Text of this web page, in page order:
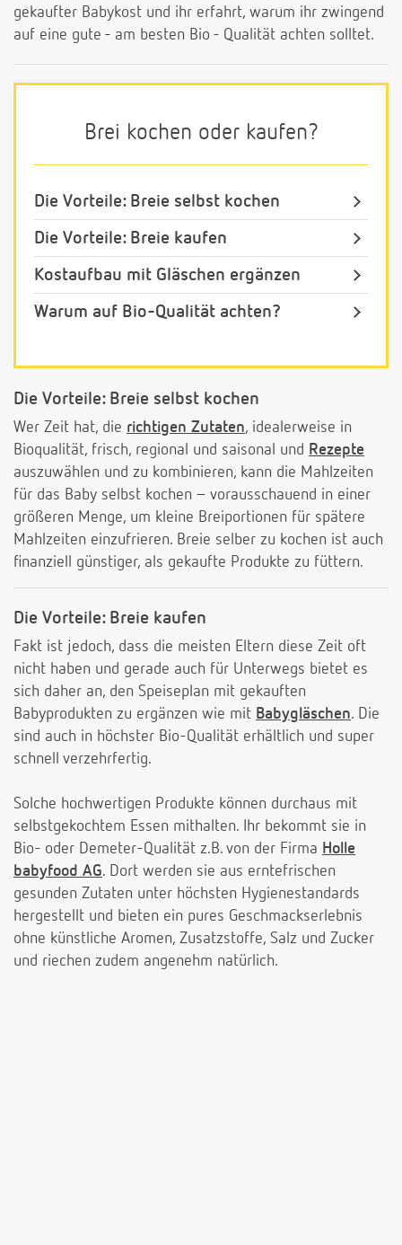
gekaufter Babykost und ihr erfahrt, warum ihr zwingend
auf eine gute - am besten Bio - Qualität achten solltet.
Brei kochen oder kaufen?
Die Vorteile: Breie selbst kochen
Die Vorteile: Breie kaufen
Kostaufbau mit Gläschen ergänzen
Warum auf Bio-Qualität achten?
Die Vorteile: Breie selbst kochen
Wer Zeit hat, die richtigen Zutaten, idealerweise in
Bioqualität, frisch, regional und saisonal und Rezepte
auszuwählen und zu kombinieren, kann die Mahlzeiten
für das Baby selbst kochen – vorausschauend in einer
größeren Menge, um kleine Breiportionen für spätere
Mahlzeiten einzufrieren. Breie selber zu kochen ist auch
finanziell günstiger, als gekaufte Produkte zu füttern.
Die Vorteile: Breie kaufen
Fakt ist jedoch, dass die meisten Eltern diese Zeit oft
nicht haben und gerade auch für Unterwegs bietet es
sich daher an, den Speiseplan mit gekauften
Babyprodukten zu ergänzen wie mit Babygläschen. Die
sind auch in höchster Bio-Qualität erhältlich und super
schnell verzehrfertig.
Solche hochwertigen Produkte können durchaus mit
selbstgekochtem Essen mithalten. Ihr bekommt sie in
Bio- oder Demeter-Qualität z.B. von der Firma Holle
babyfood AG. Dort werden sie aus erntefrischen
gesunden Zutaten unter höchsten Hygienestandards
hergestellt und bieten ein pures Geschmackserlebnis
ohne künstliche Aromen, Zusatzstoffe, Salz und Zucker
und riechen zudem angenehm natürlich.